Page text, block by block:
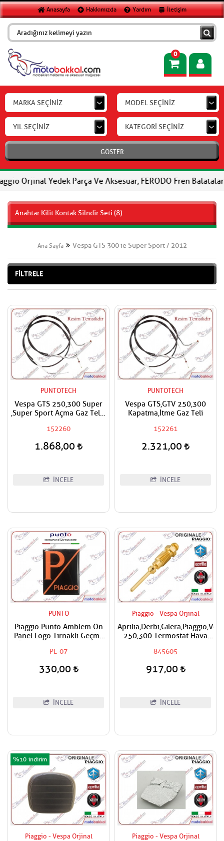
Anasayfa Hakkımızda Yardım İletişim
0
MARKA SEÇİNİZ MODEL SEÇİNİZ
YIL SEÇİNİZ KATEGORİ SEÇİNİZ
GÖSTER
Yedek Parça Ve Aksesuar, FERODO Fren Balataları,
Anahtar Kilit Kontak Silndir Seti (8)
Ana Sayfa Vespa GTS 300 ie Super Sport / 2012
FİLTRELE
PUNTOTECH
Vespa GTS 250,300 Super
,Super Sport Açma Gaz Teli -
152260
1.868,00
İNCELE
PUNTOTECH
Vespa GTS,GTV 250,300
Kapatma,İtme Gaz Teli
152261
2.321,00
İNCELE
PUNTO
Piaggio Punto Amblem Ön
Panel Logo Tırnaklı Geçme
Turuncu-siyah
PL-07
330,00
İNCELE
Piaggio - Vespa Orjinal
250,300 Termostat Hava
845605
917,00
İNCELE
Piaggio - Vespa Orjinal
%10
Piaggio - Vespa Orjinal